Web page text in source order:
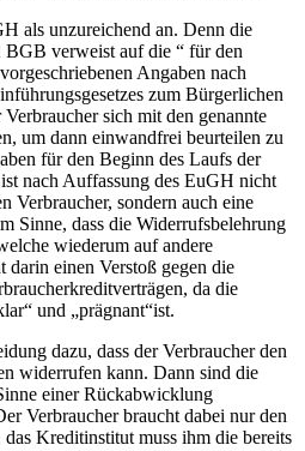
als unzureichend an. Denn die
verweist auf die “ für den
Angaben nach
zum Bürgerlichen
sich mit den genannte
um dann einwandfrei beurteilen zu
für den Beginn des Laufs der
nach Auffassung des EuGH nicht
Verbraucher, sondern auch eine
Sinne, dass die Widerrufsbelehrung
wiederum auf andere
einen Verstoß gegen die
da die
und „prägnant“ist.
dazu, dass der Verbraucher den
widerrufen kann. Dann sind die
einer Rückabwicklung
Verbraucher braucht dabei nur den
Kreditinstitut muss ihm die bereits